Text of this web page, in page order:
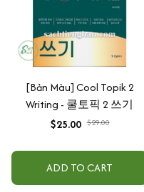
[Bản Màu] Cool Topik 2
Writing - 쿨토픽 2 쓰기
$25.00 $29.00
ADD TO CART